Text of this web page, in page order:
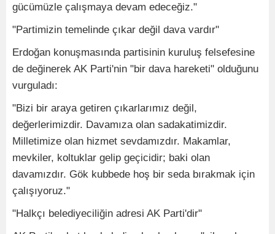
gücümüzle çalışmaya devam edeceğiz."
"Partimizin temelinde çıkar değil dava vardır"
Erdoğan konuşmasında partisinin kuruluş felsefesine
de değinerek AK Parti'nin "bir dava hareketi" olduğunu
vurguladı:
"Bizi bir araya getiren çıkarlarımız değil,
değerlerimizdir. Davamıza olan sadakatimizdir.
Milletimize olan hizmet sevdamızdır. Makamlar,
mevkiler, koltuklar gelip geçicidir; baki olan
davamızdır. Gök kubbede hoş bir seda bırakmak için
çalışıyoruz."
"Halkçı belediyeciliğin adresi AK Parti'dir"